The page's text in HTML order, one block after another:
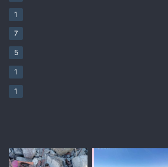
1
7
5
1
1